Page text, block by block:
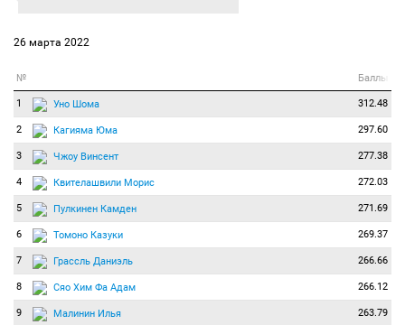
26 марта 2022
№ Баллы
1 Уно Шома 312.48
2 Кагияма Юма 297.60
3 Чжоу Винсент 277.38
4 Квителашвили Морис 272.03
5 Пулкинен Камден 271.69
6 Томоно Казуки 269.37
7 Грассль Даниэль 266.66
8 Сяо Хим Фа Адам 266.12
9 Малинин Илья 263.79